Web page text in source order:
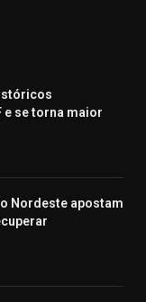
e se torna maior
Nordeste apostam